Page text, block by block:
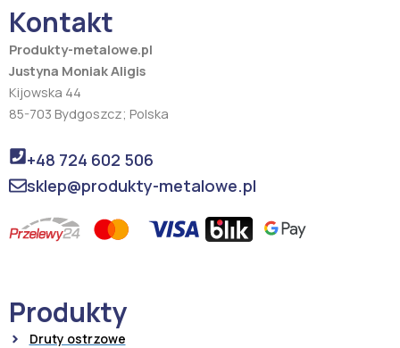
k a
m
Kontakt
Produkty-metalowe.pl
Justyna Moniak Aligis
Kijowska 44
85-703 Bydgoszcz; Polska
+48 724 602 506
sklep@produkty-metalowe.pl
Produkty
Druty ostrzowe